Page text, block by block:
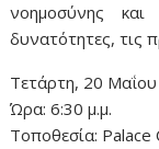
νοημοσύνης
δυνατότητες, τις
Τετάρτη, 20
Ώρα: 6:30 μ.μ.
Τοποθεσία: Palace